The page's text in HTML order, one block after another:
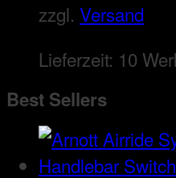
zzgl. Versand
Lieferzeit: 10
Best Sellers